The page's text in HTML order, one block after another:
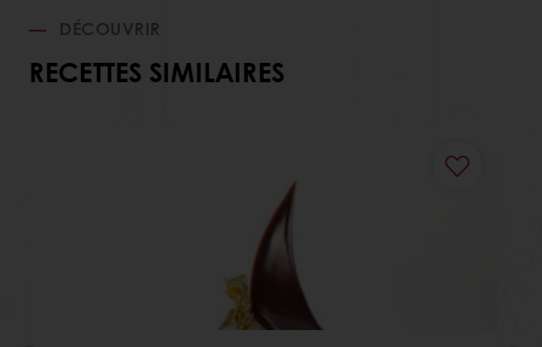
DÉCOUVRIR
RECETTES SIMILAIRES